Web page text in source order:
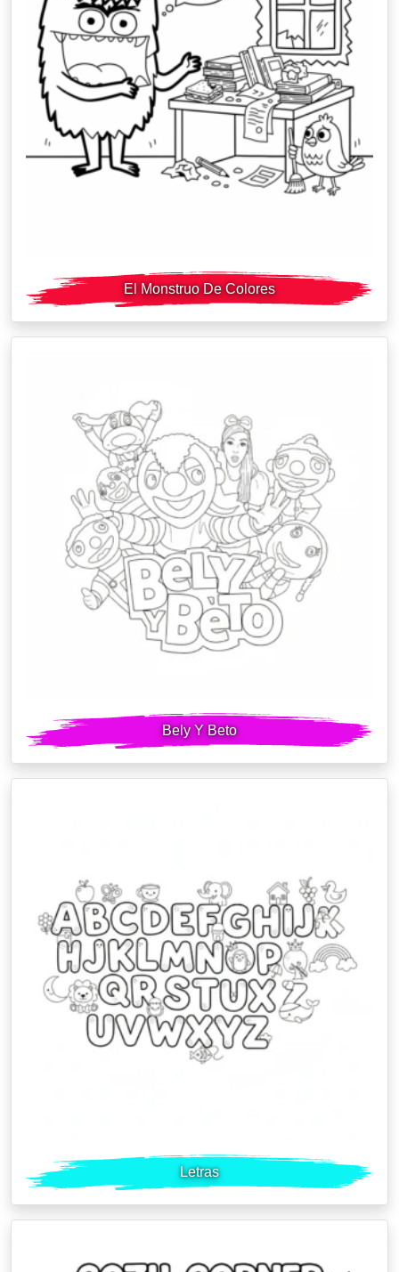
El Monstruo De Colores
Bely Y Beto
Letras